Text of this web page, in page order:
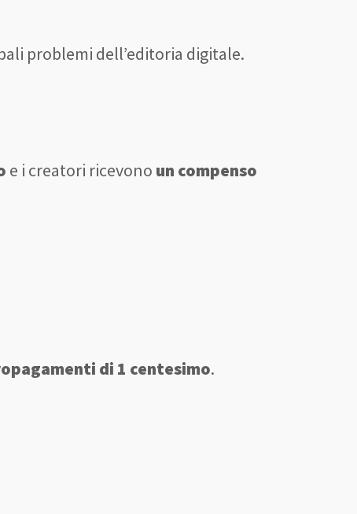
problemi dell’editoria digitale.
e i creatori ricevono un compenso
di 1 centesimo.